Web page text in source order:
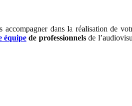
dans la réalisation de
équipe de professionnelsde